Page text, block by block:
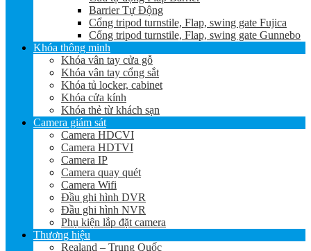
Barrier Tự Động
Cổng tripod turnstile, Flap, swing gate Fujica
Cổng tripod turnstile, Flap, swing gate Gunnebo
Khóa thông minh
Khóa vân tay cửa gỗ
Khóa vân tay cổng sắt
Khóa tủ locker, cabinet
Khóa cửa kính
Khóa thẻ từ khách sạn
Camera giám sát
Camera HDCVI
Camera HDTVI
Camera IP
Camera quay quét
Camera Wifi
Đầu ghi hình DVR
Đầu ghi hình NVR
Phụ kiện lắp đặt camera
Thương hiệu
Realand – Trung Quốc